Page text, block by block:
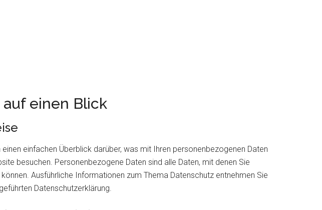
einen Blick
einfachen Überblick darüber, was mit Ihren personenbezogenen Daten
besuchen. Personenbezogene Daten sind alle Daten, mit denen Sie
Ausführliche Informationen zum Thema Datenschutz entnehmen Sie
Datenschutzerklärung.